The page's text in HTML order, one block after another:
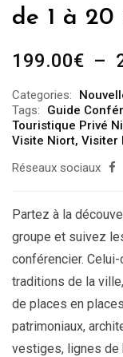
de 1 à 20
199.00€ –
Categories:
Tags:
Guide
Touristique Privé
Visite Niort, Visiter
Réseaux sociaux
Partez à la
groupe et suivez
conférencier.
traditions de la
de places en
patrimoniaux,
vestiges, lignes de